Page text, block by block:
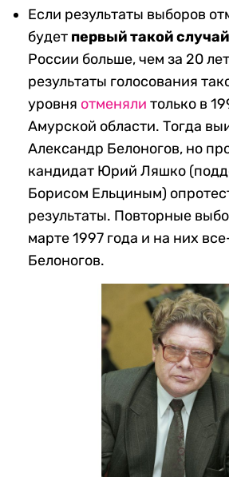
Если результаты выборов
будет первый такой случай
России больше, чем за 20
результаты голосования
уровня отменяли только в
Амурской области. Тогда
Александр Белоногов, но
кандидат Юрий Ляшко
Борисом Ельциным)
результаты. Повторные
марте 1997 года и на них
Белоногов.